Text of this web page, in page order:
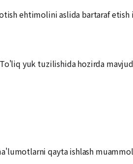
ehtimolini aslida bartaraf etish
yuk tuzilishida hozirda
qayta ishlash